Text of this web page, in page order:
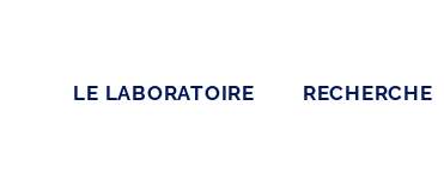
LE LABORATOIRE RECHERCHE